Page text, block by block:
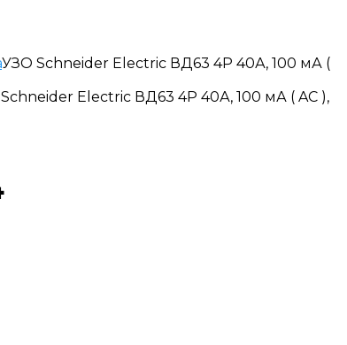
УЗО Schneider Electric ВД63 4P 40А, 100 мА (
Electric ВД63 4P 40А, 100 мА ( AC ),